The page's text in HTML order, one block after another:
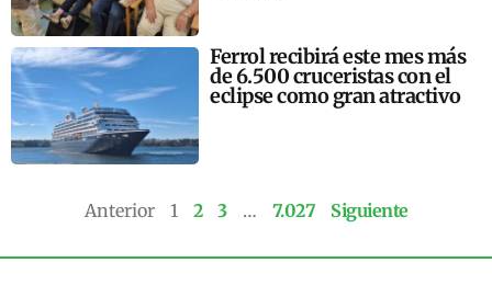
Ferrol recibirá este mes más
de 6.500 cruceristas con el
eclipse como gran atractivo
Anterior 1 2 3 … 7.027 Siguiente